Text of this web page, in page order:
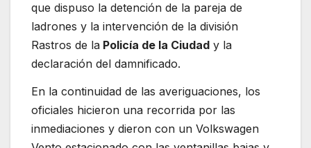
que dispuso la detención de la pareja de
ladrones y la intervención de la división
Rastros de la Policía de la Ciudad y la
declaración del damnificado.
En la continuidad de las averiguaciones, los
oficiales hicieron una recorrida por las
inmediaciones y dieron con un Volkswagen